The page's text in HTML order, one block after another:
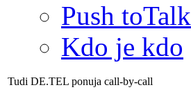
Push toTalk
Kdo je kdo
Tudi DE.TEL ponuja call-by-call